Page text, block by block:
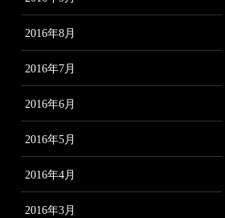
2016年8月
2016年7月
2016年6月
2016年5月
2016年4月
2016年3月